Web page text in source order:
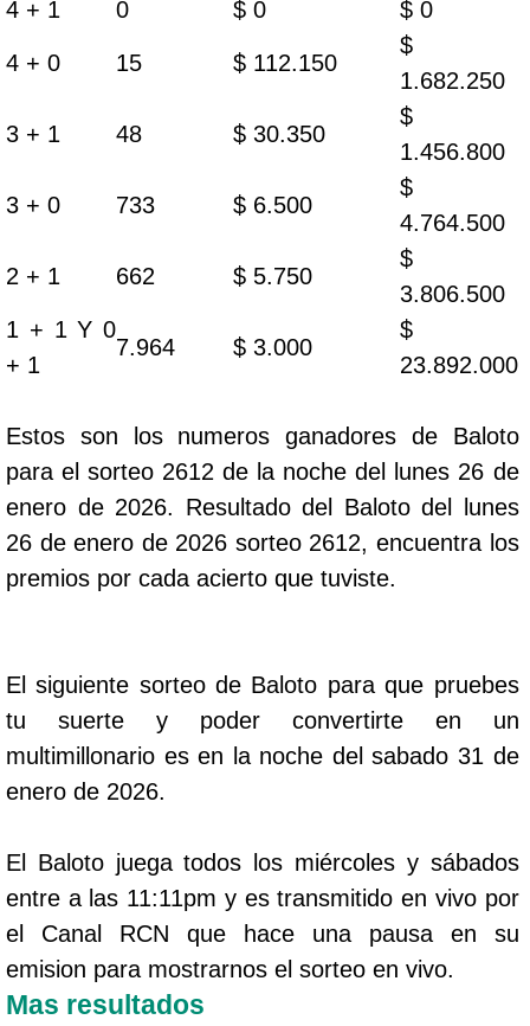
4 + 1
0 $ 0 $ 0
4 + 0 15 $ 112.150
$
1.682.250
3 + 1 48 $ 30.350
$
1.456.800
3 + 0 733 $ 6.500
$
4.764.500
2 + 1 662 $ 5.750
$
3.806.500
1 + 1 Y 0
+ 1
7.964 $ 3.000
$
23.892.000
Estos son los numeros ganadores de Baloto
para el sorteo 2612 de la noche del lunes 26 de
enero de 2026. Resultado del Baloto del lunes
26 de enero de 2026 sorteo 2612, encuentra los
premios por cada acierto que tuviste.
El siguiente sorteo de Baloto para que pruebes
tu suerte y poder convertirte en un
multimillonario es en la noche del sabado 31 de
enero de 2026.
El Baloto juega todos los miércoles y sábados
entre a las 11:11pm y es transmitido en vivo por
el Canal RCN que hace una pausa en su
emision para mostrarnos el sorteo en vivo.
Mas resultados